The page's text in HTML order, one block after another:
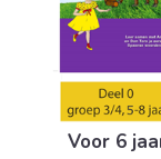
Voor 6